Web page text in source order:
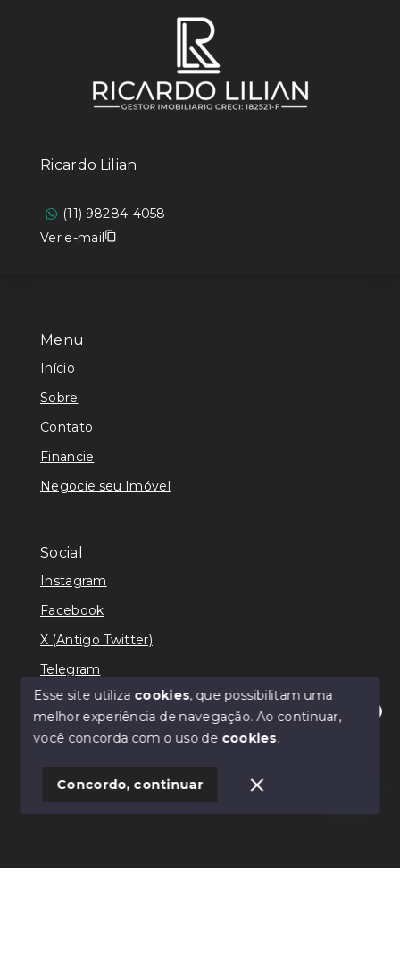
Olá! Estamos disponíveis para te ajudar.
Menu
Início
Sobre
Contato
Financie
Negocie seu Imóvel
Social
Instagram
Facebook
X (Antigo Twitter)
Telegram
© Copyright 2026 - Ricardo Lilian - Todos os direitos
SITE PARA IMOBILIARIA
Ricardo Lilian
(11) 98284-4058
Ver e-mail
Esse site utiliza cookies, que possibilitam uma
melhor experiência de navegação.Ao continuar,
você concorda com o uso de cookies.
Concordo, continuar